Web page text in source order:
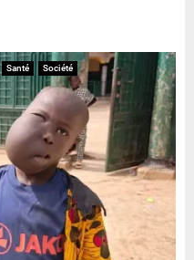
Santé Société